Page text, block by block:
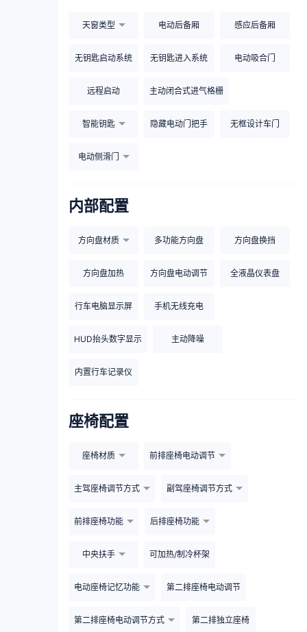
天窗类型 电动后备厢 感应后备厢
无钥匙启动系统 无钥匙进入系统 电动吸合门
远程启动 主动闭合式进气格栅
智能钥匙 隐藏电动门把手 无框设计车门
电动侧滑门
内部配置
方向盘材质 多功能方向盘 方向盘换挡
方向盘加热 方向盘电动调节 全液晶仪表盘
行车电脑显示屏 手机无线充电
HUD抬头数字显示 主动降噪
内置行车记录仪
座椅配置
座椅材质 前排座椅电动调节
主驾座椅调节方式 副驾座椅调节方式
前排座椅功能 后排座椅功能
中央扶手 可加热/制冷杯架
电动座椅记忆功能 第二排座椅电动调节
第二排座椅电动调节方式 第二排独立座椅